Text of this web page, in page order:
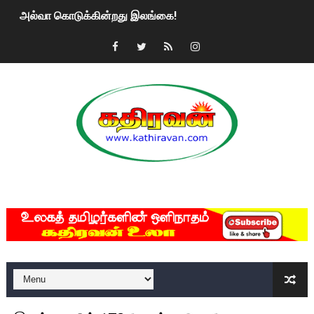
அல்வா கொடுக்கின்றது இலங்கை!
2ஆம் நாள் உக்ரைன் யுத்தம்!! எங்களைத் தனிமையில்
மகிந்த ராஜபக்சே பதவி விலக திட்டம்?
ரவுடி பேபிக்கு நடந்த தரமான சம்பவம்.. ஆபாச வீடியோக்களால்
குண்டை தூக்கிப்போட்ட ஆய்வு…. இந்தியாவின் “கோவிஷீல்டு”
யாழில் தமிழின தலைவர் பிரபாகரனின் பிறந்தநாளை
ஏர்போர்ட்டில் உதைத்த நபர் யார், என்ன நடந்தது?: உண்மையை
சீனா இலங்கையிடம் 8 மில்லியன் அமெரிக்க டொலர் நட்டஈடு